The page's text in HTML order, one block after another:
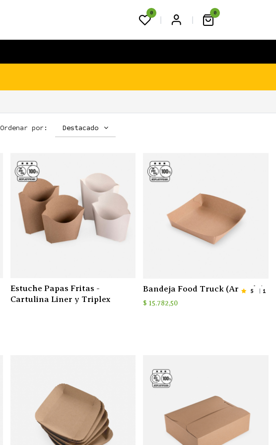
0 0
Ordenar por: Destacado
Estuche Papas Fritas -
Cartulina Liner y Triplex
5 1
Bandeja Food Truck (Armada)
$ 15.782,50